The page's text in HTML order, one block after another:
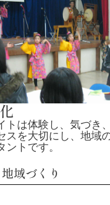
トは体験し、気づき
スを大切にし、地域
トです。
域づくり